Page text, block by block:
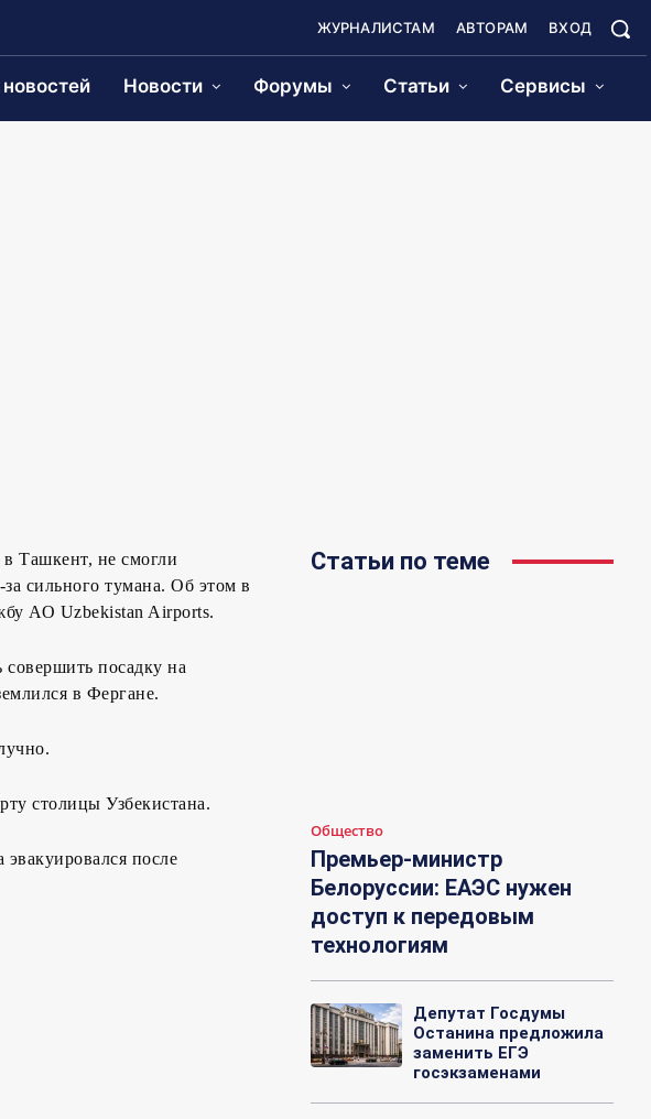
ЖУРНАЛИСТАМ АВТОРАМ ВХОД
Новости Форумы Статьи Сервисы
Ташкент, не смогли
сильного тумана. Об этом в
АО Uzbekistan Airports.
посадку на
в Фергане.
столицы Узбекистана.
после
Статьи по теме
Общество
Премьер-министр
Белоруссии: ЕАЭС нужен
доступ к передовым
технологиям
Депутат Госдумы
Останина предложила
заменить ЕГЭ
госэкзаменами